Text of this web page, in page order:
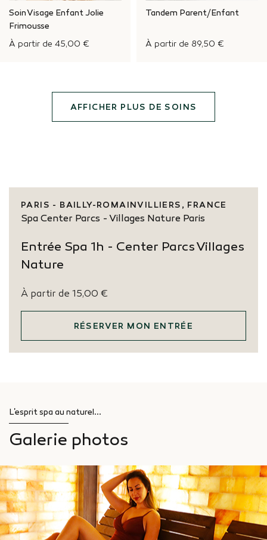
Soin Visage Enfant Jolie
Frimousse
À partir de 45,00 €
Tandem Parent/Enfant
À partir de 89,50 €
AFFICHER PLUS DE SOINS
PARIS - BAILLY-ROMAINVILLIERS, FRANCE
Spa Center Parcs - Villages Nature Paris
Entrée Spa 1h - Center Parcs Villages
Nature
À partir de 15,00 €
RÉSERVER MON ENTRÉE
L'esprit spa au naturel...
Galerie photos